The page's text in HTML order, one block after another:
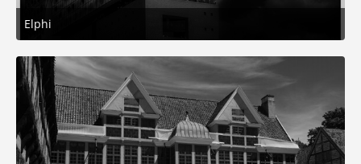
Elphi
20. Juli 2026 um 18:51
6